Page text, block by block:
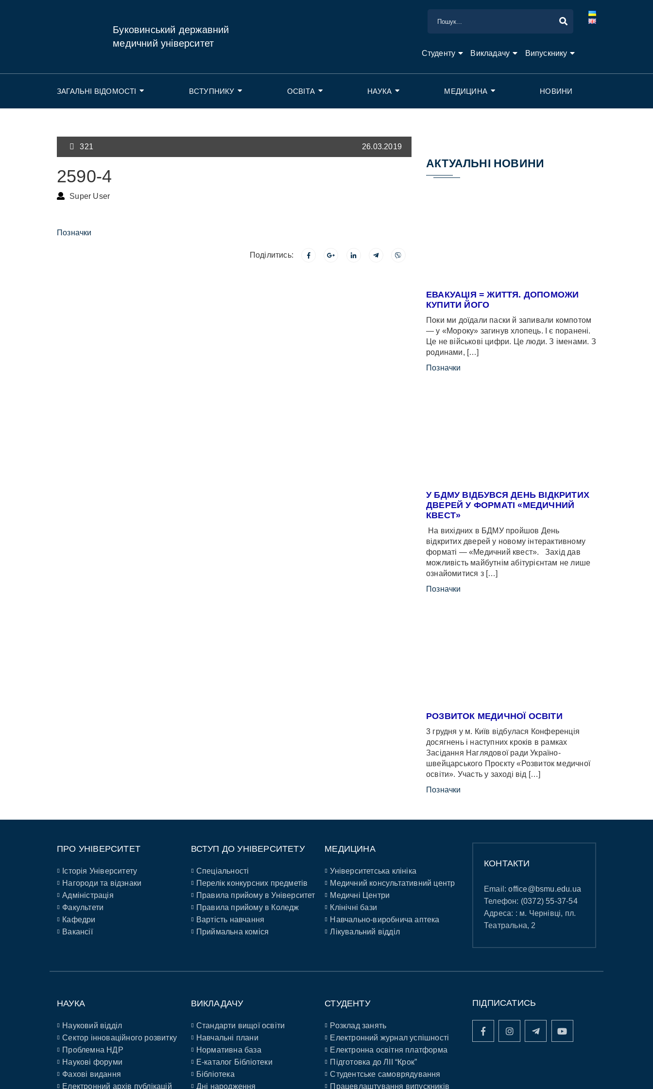
Буковинський державний
медичний університет
Студенту Викладачу Випускнику
ЗАГАЛЬНІ ВІДОМОСТІ ВСТУПНИКУ ОСВІТА НАУКА МЕДИЦИНА НОВИНИ
321 26.03.2019
2590-4
Super User
Позначки
Поділитись:
АКТУАЛЬНІ НОВИНИ
ЕВАКУАЦІЯ = ЖИТТЯ. ДОПОМОЖИ
КУПИТИ ЙОГО
Поки ми доїдали паски й запивали компотом
— у «Мороку» загинув хлопець. І є поранені.
Це не військові цифри. Це люди. З іменами. З
родинами, […]
Позначки
У БДМУ ВІДБУВСЯ ДЕНЬ ВІДКРИТИХ
ДВЕРЕЙ У ФОРМАТІ «МЕДИЧНИЙ
КВЕСТ»
На вихідних в БДМУ пройшов День
відкритих дверей у новому інтерактивному
форматі — «Медичний квест». Захід дав
можливість майбутнім абітурієнтам не лише
ознайомитися з […]
Позначки
РОЗВИТОК МЕДИЧНОЇ ОСВІТИ
3 грудня у м. Київ відбулася Конференція
досягнень і наступних кроків в рамках
Засідання Наглядової ради Україно-
швейцарського Проєкту «Розвиток медичної
освіти». Участь у заході від […]
Позначки
ПРО УНІВЕРСИТЕТ
Історія Університету
Нагороди та відзнаки
Адміністрація
Факультети
Кафедри
Вакансії
ВСТУП ДО УНІВЕРСИТЕТУ
Спеціальності
Перелік конкурсних предметів
Правила прийому в Університет
Правила прийому в Коледж
Вартість навчання
Приймальна коміся
МЕДИЦИНА
Університетська клініка
Медичний консультативний центр
Медичні Центри
Клінічні бази
Навчально-виробнича аптека
Лікувальний відділ
КОНТАКТИ
Email:office@bsmu.edu.ua
Телефон: (0372) 55-37-54
Адреса: : м. Чернівці, пл.
Театральна, 2
НАУКА
Науковий відділ
Сектор інноваційного розвитку
Проблемна НДР
Наукові форуми
Фахові видання
Електронний архів публікацій
ВИКЛАДАЧУ
Стандарти вищої освіти
Навчальні плани
Нормативна база
E-каталог Бібліотеки
Бібліотека
Дні народження
СТУДЕНТУ
Розклад занять
Електронний журнал успішності
Електронна освітня платформа
Підготовка до ЛІІ “Крок”
Студентське самоврядування
Працевлаштування випускників
ПІДПИСАТИСЬ